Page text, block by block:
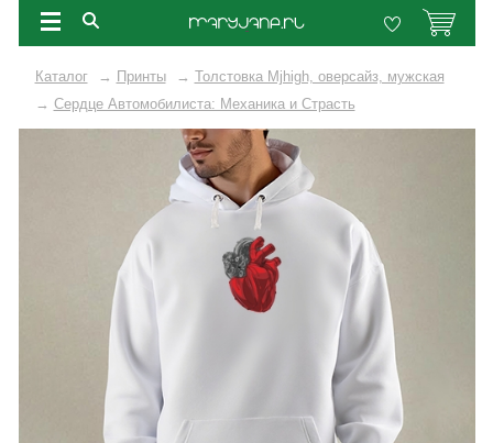
Каталог → Принты → Толстовка Mjhigh, оверсайз, мужская
→ Сердце Автомобилиста: Механика и Страсть